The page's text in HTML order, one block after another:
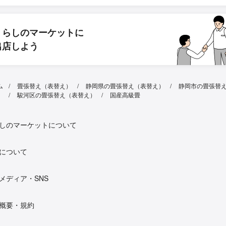
しのマーケットに
しよう
畳張替え（表替え） 静岡県の畳張替え（表替え）
静岡市の畳張替
駿河区の畳張替え（表替え） 国産高級畳
のマーケットについて
ついて
ディア・SNS
要・規約